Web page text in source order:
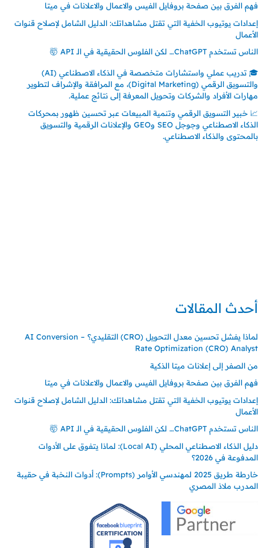
فهم الفرق بين صفحة بروفايل الفيس والاعمال والاعلانات في ميتا
إعدادات يوتيوب الخفية التي تقتل مشاهداتك: الدليل الشامل لإصلاح قنوات
الأعمال
الناس تستخدم ChatGPT… لكن الفلوس الحقيقية في الـ API 🤯
🎓 تدريب عملي واستشارات متخصصة في الذكاء الاصطناعي (AI)
والتسويق الرقمي (Digital Marketing)، مع المرافقة والإشراف لتطوير
مهارات الأفراد والشركات وتحويل المعرفة إلى نتائج عملية.
📈 خبير التسويق الرقمي وتنمية المبيعات عبر تحسين ظهور بمحركات
الذكاء الاصطناعي وجوجل SEO وGEO والإعلانات الرقمية والتسويق
بالمحتوى والذكاء الاصطناعي.
أحدث المقالات
لماذا يفشل تحسين معدل التحويل (CRO) التقليدي؟ – AI Conversion
Rate Optimization (CRO) Analyst
من الصفر إلى إعلانات ميتا الذكية
فهم الفرق بين صفحة بروفايل الفيس والاعمال والاعلانات في ميتا
إعدادات يوتيوب الخفية التي تقتل مشاهداتك: الدليل الشامل لإصلاح قنوات
الأعمال
الناس تستخدم ChatGPT… لكن الفلوس الحقيقية في الـ API 🤯
دليل الذكاء الاصطناعي المحلي (Local AI): لماذا يتفوق على الأدوات
المدفوعة في 2026؟
خارطة طريق 2025 لمهندسي الأوامر (Prompts): أدوات النخبة في حقيبة
المدرب ملاذ المصري